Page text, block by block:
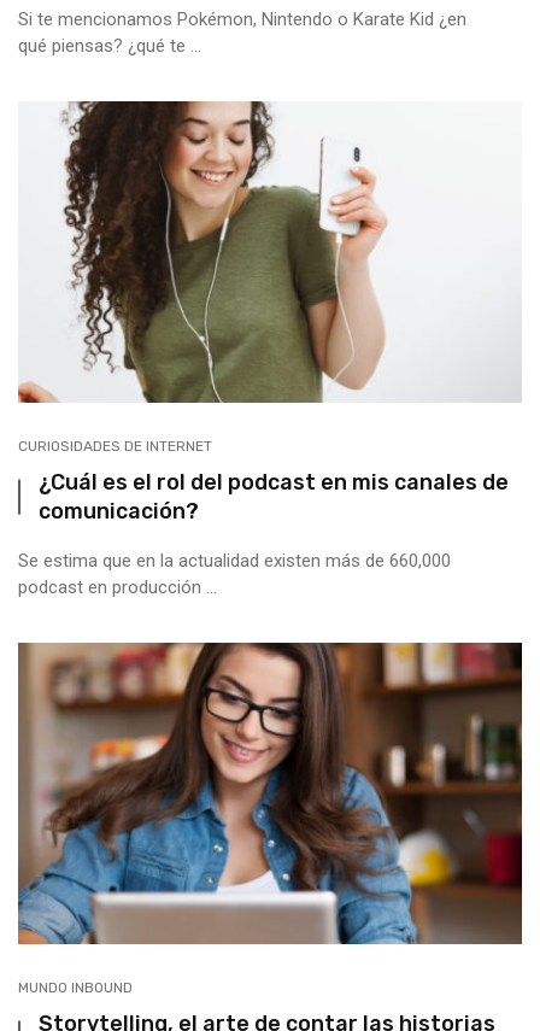
Si te mencionamos Pokémon, Nintendo o Karate Kid ¿en
qué piensas? ¿qué te ...
CURIOSIDADES DE INTERNET
¿Cuál es el rol del podcast en mis canales de
comunicación?
Se estima que en la actualidad existen más de 660,000
podcast en producción ...
MUNDO INBOUND
Storytelling, el arte de contar las historias